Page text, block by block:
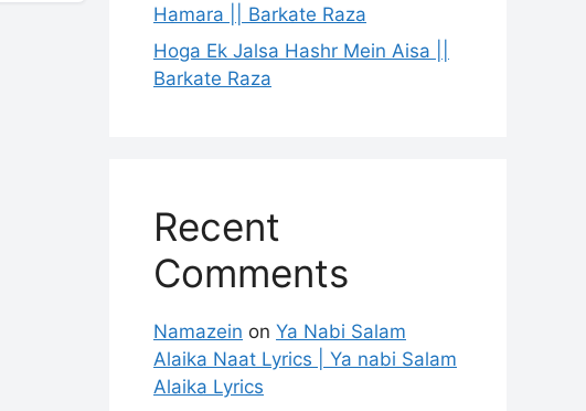
Hamara || Barkate Raza
Hoga Ek Jalsa Hashr Mein Aisa ||
Barkate Raza
Recent
Comments
Namazein on Ya Nabi Salam
Alaika Naat Lyrics | Ya nabi Salam
Alaika Lyrics